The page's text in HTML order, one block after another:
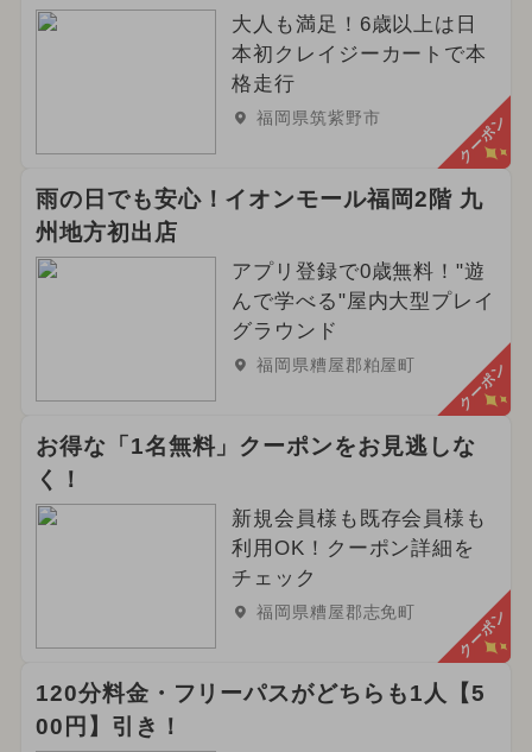
大人も満足！6歳以上は日
本初クレイジーカートで本
格走行
福岡県筑紫野市 クーポン
雨の日でも安心！イオンモール福岡2階 九
州地方初出店
アプリ登録で0歳無料！"遊
んで学べる"屋内大型プレイ
グラウンド
福岡県糟屋郡粕屋町 クーポン
お得な「1名無料」クーポンをお見逃しな
く！
新規会員様も既存会員様も
利用OK！クーポン詳細を
チェック
福岡県糟屋郡志免町 クーポン
120分料金・フリーパスがどちらも1人【5
00円】引き！